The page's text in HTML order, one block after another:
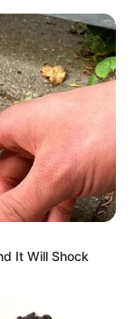
It Will Shock